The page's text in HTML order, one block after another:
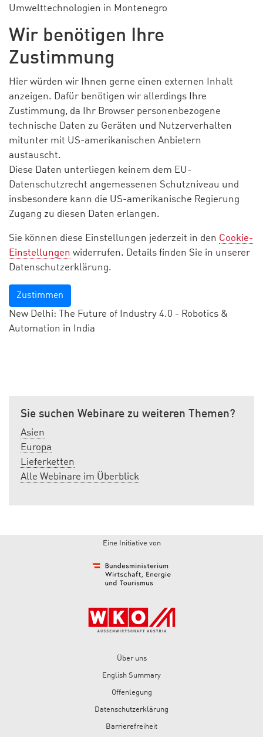
Umwelttechnologien in Montenegro
Wir benötigen Ihre
Zustimmung
Hier würden wir Ihnen gerne einen externen Inhalt
anzeigen. Dafür benötigen wir allerdings Ihre
Zustimmung, da Ihr Browser personenbezogene
technische Daten zu Geräten und Nutzerverhalten
mitunter mit US-amerikanischen Anbietern
austauscht.
Diese Daten unterliegen keinem dem EU-
Datenschutzrecht angemessenen Schutzniveau und
insbesondere kann die US-amerikanische Regierung
Zugang zu diesen Daten erlangen.
Sie können diese Einstellungen jederzeit in den Cookie-
Einstellungen widerrufen. Details finden Sie in unserer
Datenschutzerklärung.
Zustimmen
New Delhi: The Future of Industry 4.0 - Robotics &
Automation in India
Sie suchen Webinare zu weiteren Themen?
Asien
Europa
Lieferketten
Alle Webinare im Überblick
Eine Initiative von
Über uns
English Summary
Offenlegung
Datenschutzerklärung
Barrierefreiheit